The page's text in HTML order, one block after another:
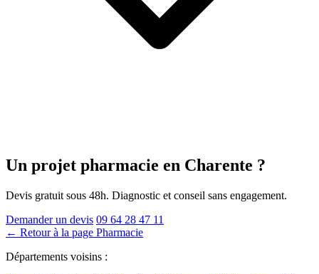
Un projet pharmacie en Charente ?
Devis gratuit sous 48h. Diagnostic et conseil sans engagement.
Demander un devis 09 64 28 47 11
← Retour à la page Pharmacie
Départements voisins :